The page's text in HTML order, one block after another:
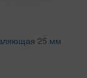
25 мм